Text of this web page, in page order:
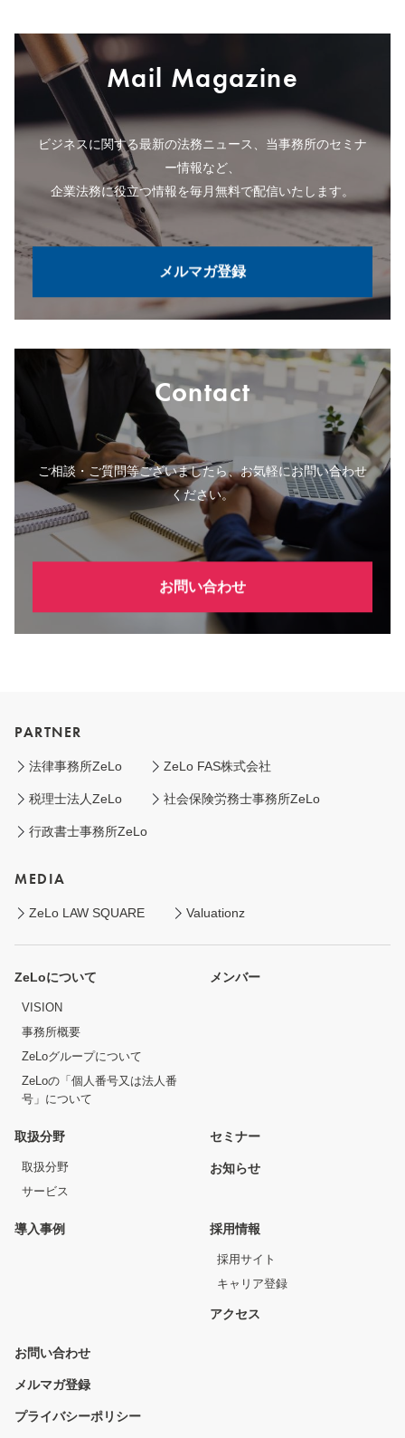
Mail Magazine
ビジネスに関する最新の法務ニュース、当事務所のセミナ
ー情報など、
企業法務に役立つ情報を毎月無料で配信いたします。
メルマガ登録
Contact
ご相談・ご質問等ございましたら、お気軽にお問い合わせ
ください。
お問い合わせ
PARTNER
法律事務所ZeLo ZeLo FAS株式会社
税理士法人ZeLo 社会保険労務士事務所ZeLo
行政書士事務所ZeLo
MEDIA
ZeLo LAW SQUARE Valuationz
ZeLoについて
VISION
事務所概要
ZeLoグループについて
ZeLoの「個人番号又は法人番
号」について
メンバー
取扱分野
取扱分野
サービス
セミナー
お知らせ
導入事例 採用情報
採用サイト
キャリア登録
アクセス
お問い合わせ
メルマガ登録
プライバシーポリシー